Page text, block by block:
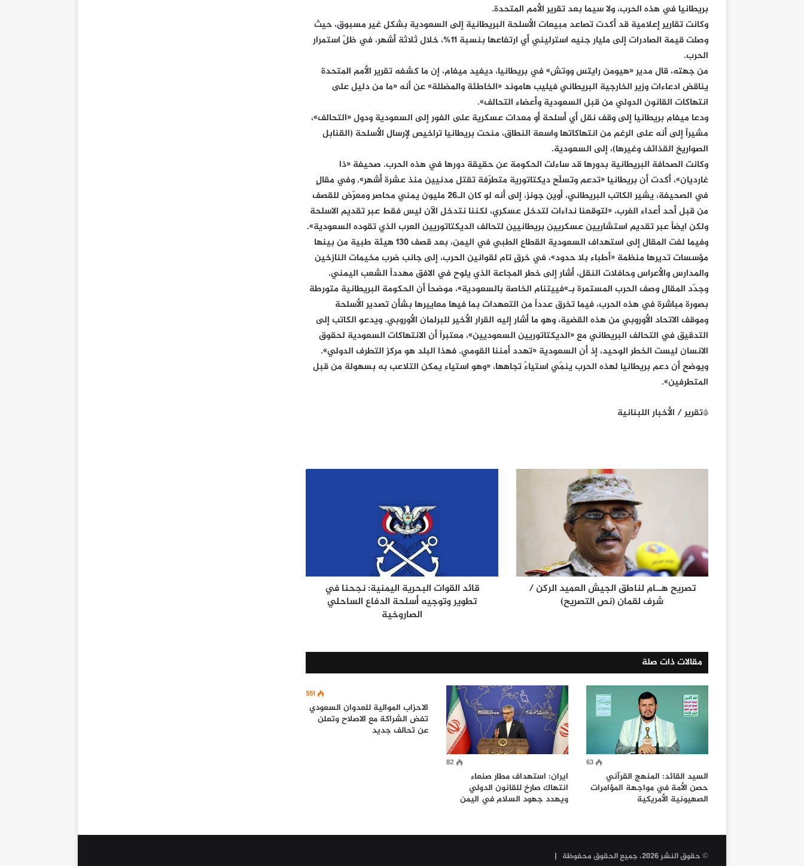
بريطانيا في هذه الحرب، ولا سيما بعد تقرير الأمم المتحدة.
وكانت تقارير إعلامية قد أكدت تصاعد مبيعات الأسلحة البريطانية إلى السعودية بشكل غير مسبوق، حيث
وصلت قيمة الصادرات إلى مليار جنيه استرليني أي ارتفاعها بنسبة 11%، خلال ثلاثة أشهر، في ظلّ استمرار
الحرب.
من جهته، قال مدير «هيومن رايتس ووتش» في بريطانيا، ديفيد ميفام، إن ما كشفه تقرير الأمم المتحدة
يناقض ادعاءات وزير الخارجية البريطاني فيليب هاموند «الخاطئة والمضللة» عن أنه «ما من دليل على
انتهاكات القانون الدولي من قبل السعودية وأعضاء التحالف».
ودعا ميفام بريطانيا إلى وقف نقل أي أسلحة أو معدات عسكرية على الفور إلى السعودية ودول «التحالف»،
مشيراً إلى أنه على الرغم من انتهاكاتها واسعة النطاق، منحت بريطانيا تراخيص لإرسال الأسلحة (القنابل
الصواريخ القذائف وغيرها)، إلى السعودية.
وكانت الصحافة البريطانية بدورها قد ساءلت الحكومة عن حقيقة دورها في هذه الحرب. صحيفة «ذا
غارديان»، أكدت أن بريطانيا «تدعم وتسلّح ديكتاتورية متطرّفة تقتل مدنيين منذ عشرة أشهر». وفي مقالٍ
في الصحيفة، يشير الكاتب البريطاني، أوين جونز، إلى أنه لو كان الـ26 مليون يمني محاصر ومعرّض للقصف
من قبل أحد أعداء الغرب، «لتوقعنا نداءات لتدخل عسكري، لكننا نتدخل الآن ليس فقط عبر تقديم الاسلحة
ولكن ايضاً عبر تقديم استشاريين عسكريين بريطانيين لتحالف الديكتاتوريين العرب الذي تقوده السعودية».
وفيما لفت المقال إلى استهداف السعودية القطاع الطبي في اليمن، بعد قصف 130 هيئة طبية من بينها
مؤسسات تديرها منظمة «أطباء بلا حدود»، في خرقٍ تام لقوانين الحرب، إلى جانب ضرب مخيمات النازخين
والمدارس والأعراس وحافلات النقل، أشار إلى خطر المجاعة الذي يلوح في الافق مهدداً الشعب اليمني.
وجدّد المقال وصف الحرب المستمرة بـ»فييتنام الخاصة بالسعودية»، موضحاً أن الحكومة البريطانية متورطة
بصورة مباشرة في هذه الحرب، فيما تخرق عدداً من التعهدات بما فيها معاييرها بشأن تصدير الأسلحة
وموقف الاتحاد الأوروبي من هذه القضية، وهو ما أشار إليه القرار الأخير للبرلمان الأوروبي. ويدعو الكاتب إلى
التدقيق في التحالف البريطاني مع «الديكتاتوريين السعوديين»، معتبراً أن الانتهاكات السعودية لحقوق
الانسان ليست الخطر الوحيد، إذ أن السعودية «تهدد أمننا القومي. فهذا البلد هو مركز التطرف الدولي».
ويوضح أن دعم بريطانيا لهذه الحرب ينمّي استياءً تجاهها، «وهو استياء يمكن التلاعب به بسهولة من قبل
المتطرفين».
*تقرير / الأخبار اللبنانية
تصريح هــام لناطق الجيش العميد الركن /
شرف لقمان (نص التصريح)
قائد القوات البحرية اليمنية: نجحنا في
تطوير وتوجيه أسلحة الدفاع الساحلي
الصاروخية
مقالات ذات صلة
63
السيد القائد: المنهج القرآني
حصن الأمة في مواجهة المؤامرات
الصهيونية الأمريكية
82
ايران: استهداف مطار صنعاء
انتهاك صارخ للقانون الدولي
ويهدد جهود السلام في اليمن
551
الاحزاب الموالية للعدوان السعودي
تفض الشراكة مع الاصلاح وتعلن
عن تحالف جديد
© حقوق النشر 2026، جميع الحقوق محفوظة |